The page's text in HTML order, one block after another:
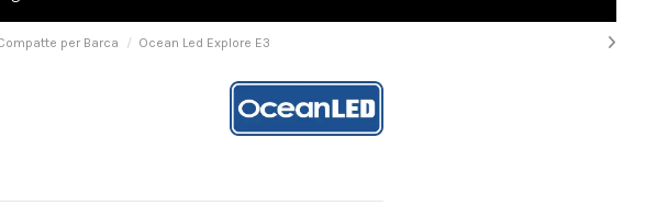
per Barca Ocean Led Explore E3